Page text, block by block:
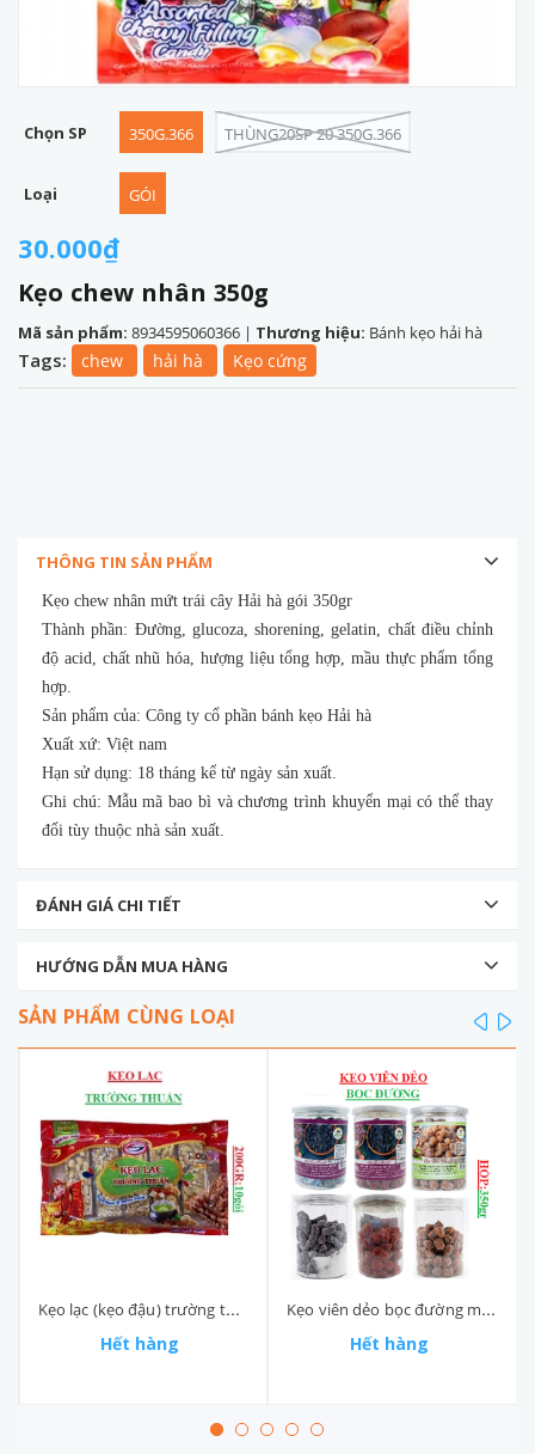
30.000₫
Kẹo chew nhân 350g
Mã sản phẩm: 8934595060366 | Thương hiệu: Bánh kẹo hải hà
Chọn SP 350G.366 THÙNG20SP 20 350G.366
Loại GÓI
Tags: chew hải hà Kẹo cứng
THÔNG TIN SẢN PHẨM
Kẹo chew nhân mứt trái cây Hải hà gói 350gr
Thành phần: Đường, glucoza, shorening, gelatin, chất điều chỉnh
độ acid, chất nhũ hóa, hượng liệu tổng hợp, mầu thực phẩm tổng
hợp.
Sản phẩm của: Công ty cổ phần bánh kẹo Hải hà
Xuất xứ: Việt nam
Hạn sử dụng: 18 tháng kể từ ngày sản xuất.
Ghi chú: Mẫu mã bao bì và chương trình khuyển mại có thể thay
đổi tùy thuộc nhà sản xuất.
ĐÁNH GIÁ CHI TIẾT
HƯỚNG DẪN MUA HÀNG
SẢN PHẨM CÙNG LOẠI
Kẹo lạc (kẹo đậu) trường thuận gói (180-:-220)gr
Hết hàng
Kẹo viên dẻo bọc đường me, dâu thanh mai phát hộp (300-:-350)gr
Hết hàng
prev